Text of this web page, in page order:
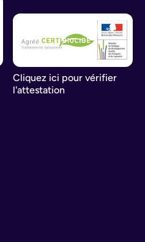
Cliquez ici pour vérifier
l'attestation